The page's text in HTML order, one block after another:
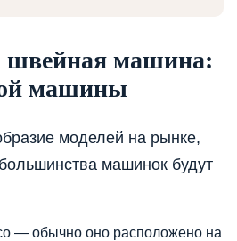
швейная машина:
машины
моделей на рынке,
машинок будут
— обычно оно расположено на